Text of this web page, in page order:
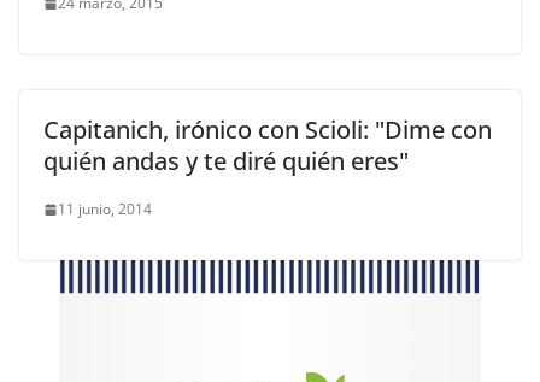
Capitanich, irónico con Scioli: "Dime con
quién andas y te diré quién eres"
11 junio, 2014